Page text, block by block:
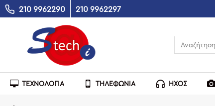
210 9962290 210 9962297
ΤΕΧΝΟΛΟΓΙΑ ΤΗΛΕΦΩΝΙΑ ΗΧΟΣ